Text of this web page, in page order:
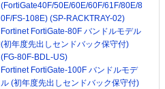
(FortiGate40F/50E/60E/60F/61F/80E/8
0F/FS-108E) (SP-RACKTRAY-02)
Fortinet FortiGate-80F バンドルモデル
(初年度先出しセンドバック保守付)
(FG-80F-BDL-US)
Fortinet FortiGate-100F バンドルモデ
ル (初年度先出しセンドバック保守付)